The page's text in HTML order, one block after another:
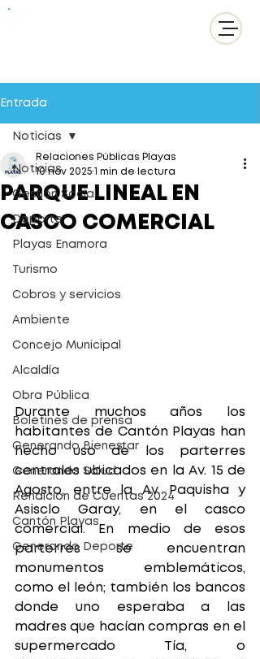
Entrada
Noticias
Gestión Social
Deporte
Playas Enamora
Turismo
Cobros y servicios
Ambiente
Concejo Municipal
Alcaldía
Obra Pública
Boletines de prensa
Generando Bienestar
Generando Salud
Rendicion de Cuentas 2024
Cantón Playas
Generando Deporte
Noticias
PARQUE LINEAL EN
CASCO COMERCIAL
Relaciones Públicas Playas
10 nov 2025 1 min de lectura
Durante muchos años los
habitantes de Cantón Playas han
hecho uso de los parterres
centrales ubicados en la Av. 15 de
Agosto, entre la Av. Paquisha y
Asisclo Garay, en el casco
comercial. En medio de esos
parterres se encuentran
monumentos emblemáticos,
como el león; también los bancos
donde uno esperaba a las
madres que hacían compras en el
supermercado Tía, o